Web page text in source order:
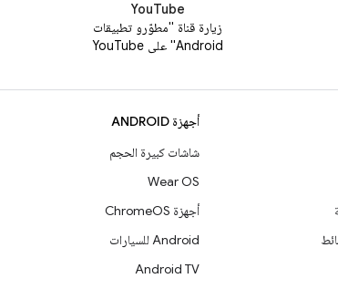
YouTube
زيارة قناة "مطوّرو تطبيقات
Android" على YouTube
أجهزة ANDROID
شاشات كبيرة الحجم
Wear OS
أجهزة ChromeOS
Android للسيارات
Android TV